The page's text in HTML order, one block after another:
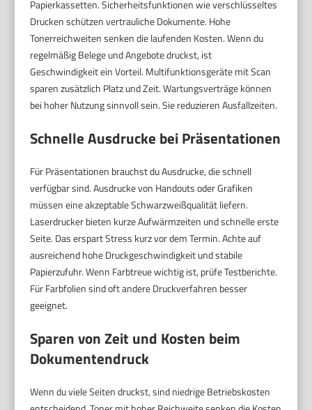
Papierkassetten. Sicherheitsfunktionen wie verschlüsseltes
Drucken schützen vertrauliche Dokumente. Hohe
Tonerreichweiten senken die laufenden Kosten. Wenn du
regelmäßig Belege und Angebote druckst, ist
Geschwindigkeit ein Vorteil. Multifunktionsgeräte mit Scan
sparen zusätzlich Platz und Zeit. Wartungsverträge können
bei hoher Nutzung sinnvoll sein. Sie reduzieren Ausfallzeiten.
Schnelle Ausdrucke bei Präsentationen
Für Präsentationen brauchst du Ausdrucke, die schnell
verfügbar sind. Ausdrucke von Handouts oder Grafiken
müssen eine akzeptable Schwarzweißqualität liefern.
Laserdrucker bieten kurze Aufwärmzeiten und schnelle erste
Seite. Das erspart Stress kurz vor dem Termin. Achte auf
ausreichend hohe Druckgeschwindigkeit und stabile
Papierzufuhr. Wenn Farbtreue wichtig ist, prüfe Testberichte.
Für Farbfolien sind oft andere Druckverfahren besser
geeignet.
Sparen von Zeit und Kosten beim
Dokumentendruck
Wenn du viele Seiten druckst, sind niedrige Betriebskosten